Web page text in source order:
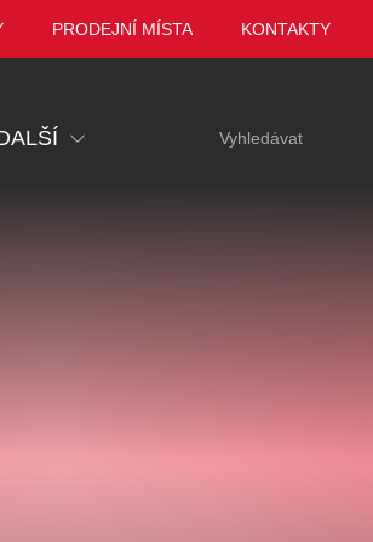
PRODEJNÍ MÍSTA KONTAKTY